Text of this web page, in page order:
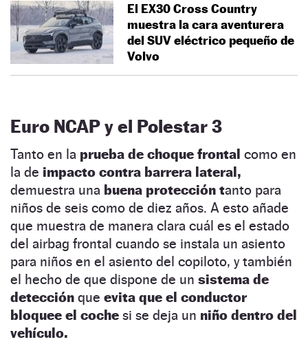
El EX30 Cross Country
muestra la cara aventurera
del SUV eléctrico pequeño de
Volvo
Euro NCAPy el Polestar 3
Tanto en la prueba de choque frontal como en
la de impacto contra barrera lateral,
demuestra una buena protección tanto para
niños de seis como de diez años. A esto añade
que muestra de manera clara cuál es el estado
del airbag frontal cuando se instala un asiento
para niños en el asiento del copiloto, y también
el hecho de que dispone de un sistema de
detección que evita que el conductor
bloquee el coche si se deja un niño dentro del
vehículo.